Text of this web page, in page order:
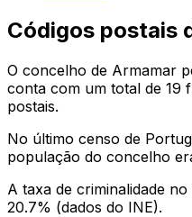
Códigos postais
O concelho de Armamar
conta com um total de 19
postais.
No último censo de
população do concelho
A taxa de criminalidade
20.7% (dados do INE).